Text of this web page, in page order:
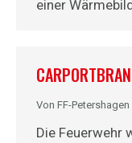
einer
Von FF-Petershagen
Die Feuerwehr